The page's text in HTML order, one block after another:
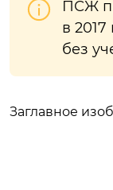
ПСЖ
в
без
Заглавное